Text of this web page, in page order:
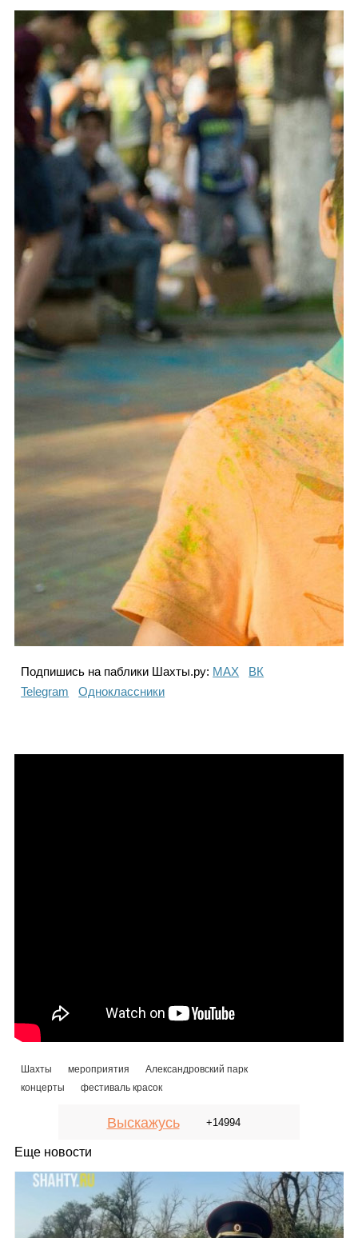
Подпишись на паблики Шахты.ру: МАХ
ВК
Telegram
Одноклассники
Шахты мероприятия
Александровский парк
концерты
фестиваль красок
Выскажусь +14994
Еще новости